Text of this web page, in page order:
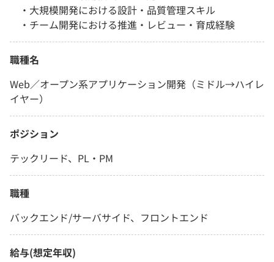
・大規模開発における設計・品質管理スキル
・チーム開発における推進・レビュー・育成経験
職種名
Web／オープン系アプリケーション開発（ミドル→ハイレ
イヤー）
ポジション
テックリード、PL・PM
職種
バックエンド/サーバサイド、フロントエンド
給与(想定年収)